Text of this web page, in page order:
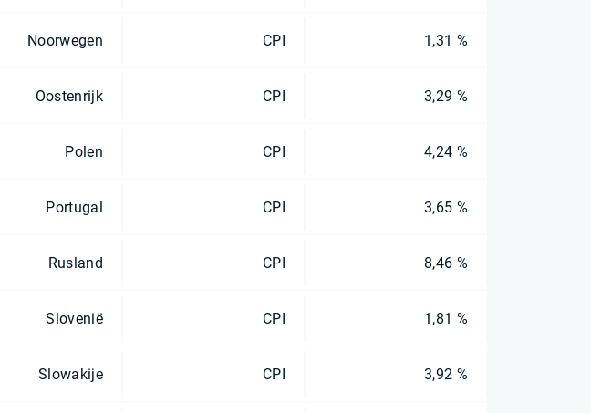
Noorwegen CPI 1,31 %
Oostenrijk CPI 3,29 %
Polen CPI 4,24 %
Portugal CPI 3,65 %
Rusland CPI 8,46 %
Slovenië CPI 1,81 %
Slowakije CPI 3,92 %